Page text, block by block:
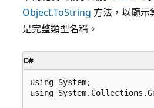
Object.ToString 方法，以顯示
是完整類型名稱。
C#
using System;
using